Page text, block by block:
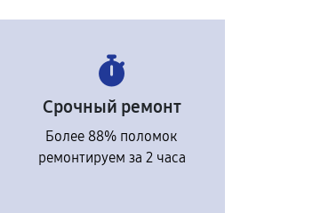
Срочный ремонт
Более 88% поломок
ремонтируем за 2 часа